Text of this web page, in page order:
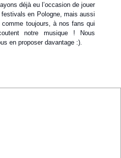
déjà eu l’occasion de jouer
en Pologne, mais aussi
comme toujours, à nos fans qui
notre musique ! Nous
en proposer davantage :).